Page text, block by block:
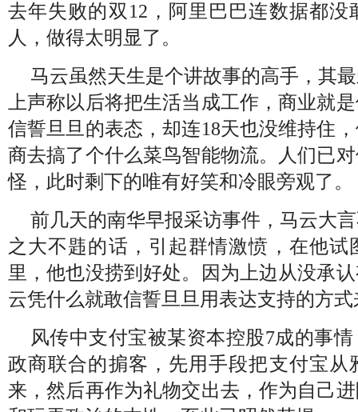
去年失败的双 12 ，阿里巴巴连数据都
人，做得太明显了。
马云虽然天生是个讲故事的高手，其
上声称以后将把生活当成工作，商业就
信誓旦旦的表态，却连18天也没维持住
商去搞了个什么菜鸟智能物流。人们已
怪，此时剩下的唯有好笑和冷眼旁观了。
前几天的南华早报采访事件，马云大
之大不韪的话，引起群情激愤，在他试
里，他也没捞到好处。因为上边从没承
云凭什么就敢信誓旦旦用表达支持的方
风传中支付宝被某资本控股7成的事
政商联合的掮客，先用手段把支付宝从
来，然后再作为礼物交出去，作为自己